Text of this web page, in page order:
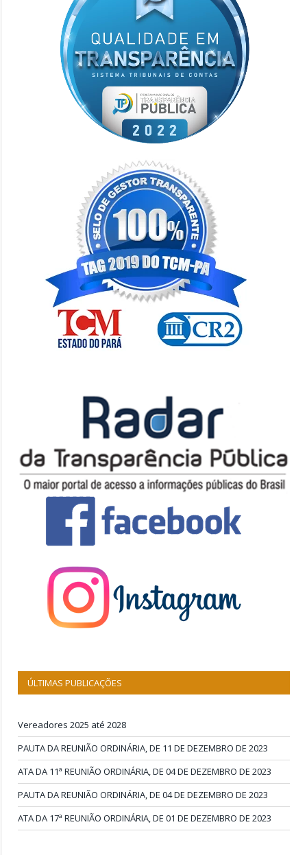
ÚLTIMAS PUBLICAÇÕES
Vereadores 2025 até 2028
PAUTA DA REUNIÃO ORDINÁRIA, DE 11 DE DEZEMBRO DE 2023
ATA DA 11ª REUNIÃO ORDINÁRIA, DE 04 DE DEZEMBRO DE 2023
PAUTA DA REUNIÃO ORDINÁRIA, DE 04 DE DEZEMBRO DE 2023
ATA DA 17ª REUNIÃO ORDINÁRIA, DE 01 DE DEZEMBRO DE 2023